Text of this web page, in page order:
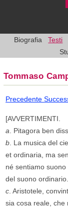
Biografia Testi
Tommaso
Precedente
[AVVERTIMENTI.
a. Pitagora ben
b. La musica del
et ordinaria, ma
né sentiamo
del suono ordinario.
c. Aristotele,
sia cosa reale, che